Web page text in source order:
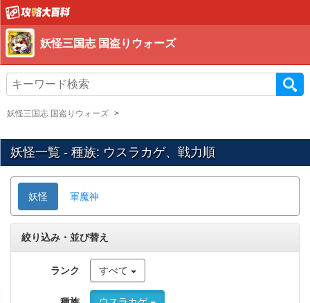
妖怪三国志 国盗りウォーズ
妖怪三国志 国盗りウォーズ
妖怪一覧 - 種族: ウスラカゲ、戦力順
妖怪 軍魔神
絞り込み・並び替え
ランク すべて